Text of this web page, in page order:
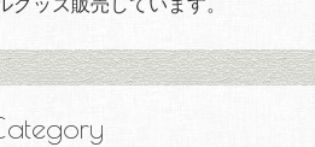
ッズ販売しています。